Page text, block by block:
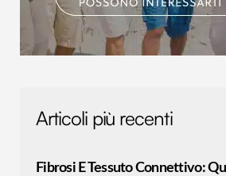
Articoli più recenti
Fibrosi E Tessuto Connettivo: